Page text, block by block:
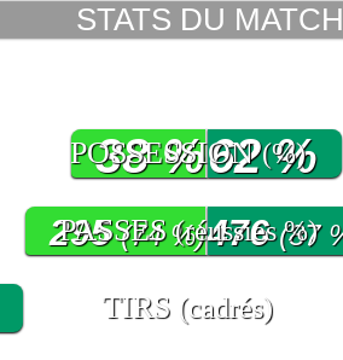
STATS DU MATCH
POSSESSION(%)
38 %62 %
PASSES(réussies %)
295(74 %)476(87
TIRS (cadrés)